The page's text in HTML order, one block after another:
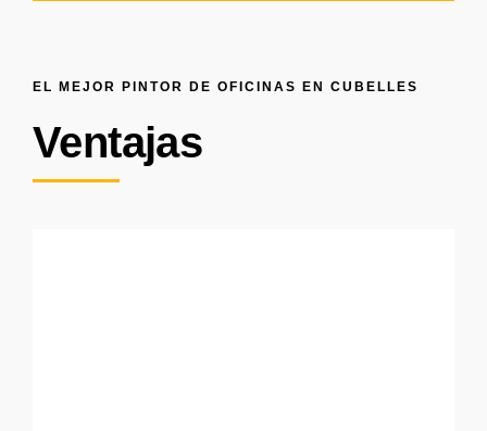
EL MEJOR PINTOR DE OFICINAS EN CUBELLES
Ventajas